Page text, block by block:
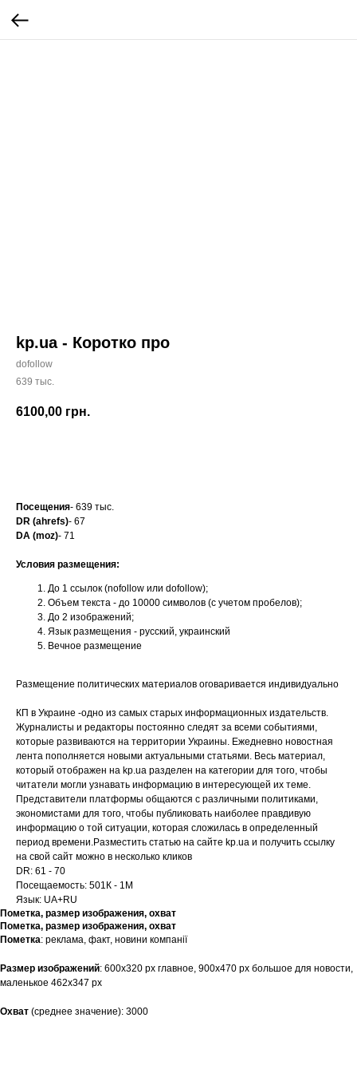
kp.ua - Коротко про
dofollow
639 тыс.
6100,00 грн.
Посещения- 639 тыс.
DR (ahrefs)- 67
DA (moz)- 71
Условия размещения:
До 1 ссылок (nofollow или dofollow);
Объем текста - до 10000 символов (с учетом пробелов);
До 2 изображений;
Язык размещения - русский, украинский
Вечное размещение
Размещение политических материалов оговаривается индивидуально
КП в Украине -одно из самых старых информационных издательств.
Журналисты и редакторы постоянно следят за всеми событиями,
которые развиваются на территории Украины. Ежедневно новостная
лента пополняется новыми актуальными статьями. Весь материал,
который отображен на kp.ua разделен на категории для того, чтобы
читатели могли узнавать информацию в интересующей их теме.
Представители платформы общаются с различными политиками,
экономистами для того, чтобы публиковать наиболее правдивую
информацию о той ситуации, которая сложилась в определенный
период времени.Разместить статью на сайте kp.ua и получить ссылку
на свой сайт можно в несколько кликов
DR: 61 - 70
Посещаемость: 501К - 1М
Язык: UA+RU
Пометка, размер изображения, охват
Пометка, размер изображения, охват
Пометка: реклама, факт, новини компанії
Размер изображений: 600х320 рх главное, 900х470 рх большое для новости,
маленькое 462х347 рх
Охват (среднее значение): 3000